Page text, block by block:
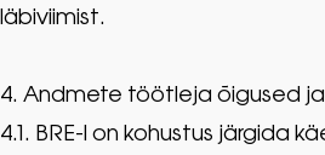
läbiviimist.
4. Andmete töötleja õigused
4.1. BRE-l on kohustus järgida